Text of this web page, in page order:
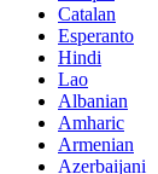
Catalan
Esperanto
Hindi
Lao
Albanian
Amharic
Armenian
Azerbaijani